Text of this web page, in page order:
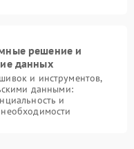
решение и
данных
и инструментов,
данными:
и